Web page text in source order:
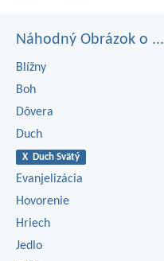
Náhodný Obrázok o ...
Blížny
Boh
Dôvera
Duch
X Duch Svätý
Evanjelizácia
Hovorenie
Hriech
Jedlo